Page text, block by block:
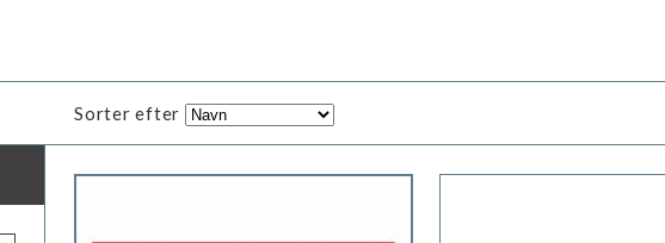
Sorter efter